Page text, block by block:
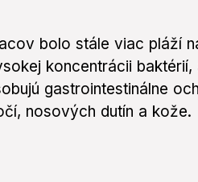
bolo stále viac pláží
koncentrácii baktérií,
gastrointestinálne
nosových dutín a kože.